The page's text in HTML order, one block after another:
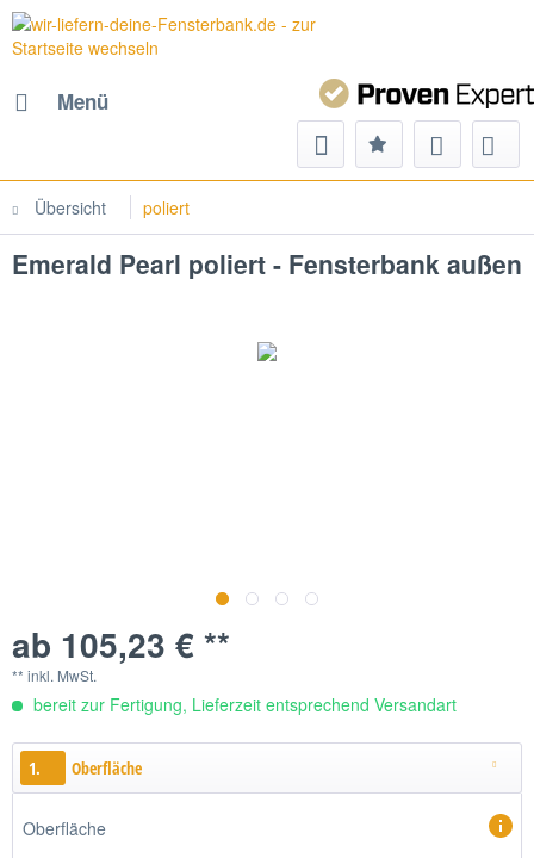
Menü
Übersicht poliert
Emerald Pearl poliert - Fensterbank außen
ab 105,23 € **
** inkl. MwSt.
bereit zur Fertigung, Lieferzeit entsprechend Versandart
1. Oberfläche
Oberfläche